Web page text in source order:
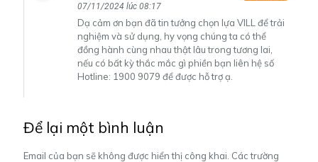
07/11/2024 lúc 08:17
Dạ cảm ơn bạn đã tin tưởng chọn lựa VILL để trải
nghiệm và sử dụng, hy vọng chúng ta có thể
đồng hành cùng nhau thật lâu trong tương lai,
nếu có bất kỳ thắc mắc gì phiền bạn liên hệ số
Hotline: 1900 9079 để được hỗ trợ ạ.
Để lại một bình luận
Email của bạn sẽ không được hiển thị công khai. Các trường